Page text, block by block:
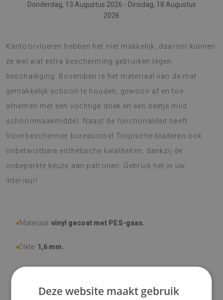
Donderdag, 13 Augustus 2026 - Dinsdag, 18 Augustus
2026
Kantoorvloeren hebben het niet makkelijk, daarom kunnen
ze wel wat extra bescherming gebruiken tegen
beschadiging. Bovendien is het materiaal van de mat
gemakkelijk schoon te houden, gewoon af en toe
afnemen met een vochtige doek en een beetje mild
schoonmaakmiddel. Naast de functionaliteit heeft
Vloerbeschermer bureaustoel Tropische bladeren ook
onbetwistbare esthetische kwaliteiten, dankzij de
onbeperkte keuze aan patronen. Gebruik het in uw
interieur!
♦Materiaal: vinyl gecoat met PES-gaas.
♦Dikte: 1,6 mm.
♦Bestand tegen slijtage, mechanische schade, verkleuring en
Deze website maakt gebruik